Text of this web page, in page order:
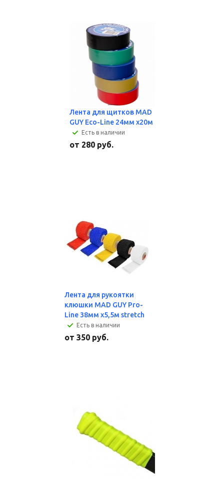
Лента для щитков MAD
GUY Eco-Line 24мм х20м
Есть в наличии
от 280 руб.
Лента для рукоятки
клюшки MAD GUY Pro-
Line 38мм х5,5м stretch
Есть в наличии
от 350 руб.